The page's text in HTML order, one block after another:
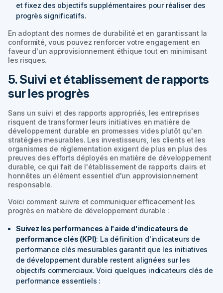
et fixez des objectifs supplémentaires pour réaliser des
progrès significatifs.
En adoptant des normes de durabilité et en garantissant la
conformité, vous pouvez renforcer votre engagement en
faveur d'un approvisionnement éthique tout en minimisant
les risques.
5. Suivi et établissement de rapports
sur les progrès
Sans un suivi et des rapports appropriés, les entreprises
risquent de transformer leurs initiatives en matière de
développement durable en promesses vides plutôt qu'en
stratégies mesurables. Les investisseurs, les clients et les
organismes de réglementation exigent de plus en plus des
preuves des efforts déployés en matière de développement
durable, ce qui fait de l'établissement de rapports clairs et
honnêtes un élément essentiel d'un approvisionnement
responsable.
Voici comment suivre et communiquer efficacement les
progrès en matière de développement durable :
Suivez les performances à l'aide d'indicateurs de
performance clés (KPI): La définition d'indicateurs de
performance clés mesurables garantit que les initiatives
de développement durable restent alignées sur les
objectifs commerciaux. Voici quelques indicateurs clés de
performance essentiels :